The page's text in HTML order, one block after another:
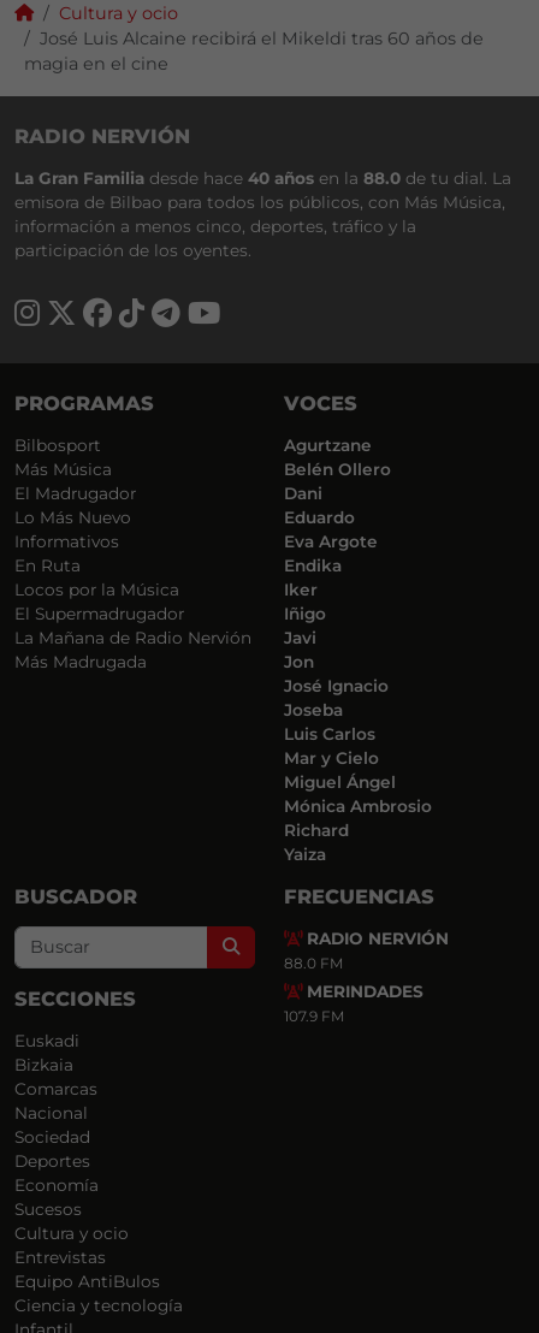
Cultura y ocio
José Luis Alcaine recibirá el Mikeldi tras 60 años de
magia en el cine
RADIO NERVIÓN
La Gran Familia desde hace 40 años en la 88.0 de tu dial. La
emisora de Bilbao para todos los públicos, con Más Música,
información a menos cinco, deportes, tráfico y la
participación de los oyentes.
PROGRAMAS
Bilbosport
Más Música
El Madrugador
Lo Más Nuevo
Informativos
En Ruta
Locos por la Música
El Supermadrugador
La Mañana de Radio Nervión
Más Madrugada
VOCES
Agurtzane
Belén Ollero
Dani
Eduardo
Eva Argote
Endika
Iker
Iñigo
Javi
Jon
José Ignacio
Joseba
Luis Carlos
Mar y Cielo
Miguel Ángel
Mónica Ambrosio
Richard
Yaiza
BUSCADOR
Search
SECCIONES
Euskadi
Bizkaia
Comarcas
Nacional
Sociedad
Deportes
Economía
Sucesos
Cultura y ocio
Entrevistas
Equipo AntiBulos
Ciencia y tecnología
Infantil
FRECUENCIAS
RADIO NERVIÓN
88.0 FM
MERINDADES
107.9 FM